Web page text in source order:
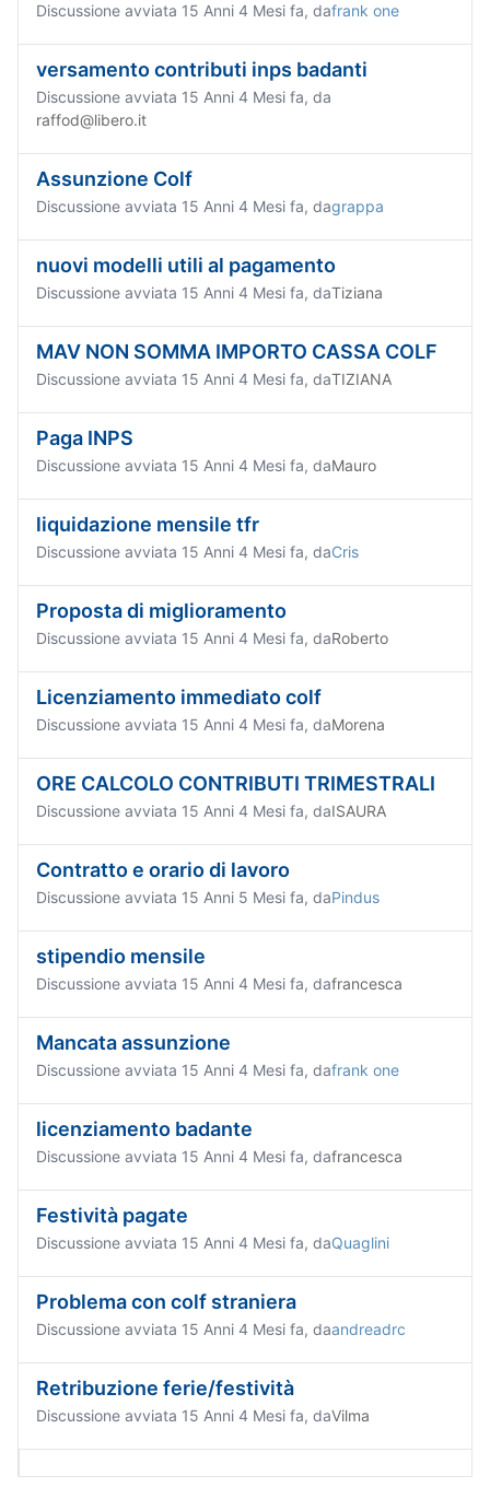
Discussione avviata 15 Anni 4 Mesi fa, dafrank one
versamento contributi inps badanti
Discussione avviata 15 Anni 4 Mesi fa, da
raffod@libero.it
Assunzione Colf
Discussione avviata 15 Anni 4 Mesi fa, dagrappa
nuovi modelli utili al pagamento
Discussione avviata 15 Anni 4 Mesi fa, daTiziana
MAV NON SOMMA IMPORTO CASSA COLF
Discussione avviata 15 Anni 4 Mesi fa, daTIZIANA
Paga INPS
Discussione avviata 15 Anni 4 Mesi fa, daMauro
liquidazione mensile tfr
Discussione avviata 15 Anni 4 Mesi fa, daCris
Proposta di miglioramento
Discussione avviata 15 Anni 4 Mesi fa, daRoberto
Licenziamento immediato colf
Discussione avviata 15 Anni 4 Mesi fa, daMorena
ORE CALCOLO CONTRIBUTI TRIMESTRALI
Discussione avviata 15 Anni 4 Mesi fa, daISAURA
Contratto e orario di lavoro
Discussione avviata 15 Anni 5 Mesi fa, daPindus
stipendio mensile
Discussione avviata 15 Anni 4 Mesi fa, dafrancesca
Mancata assunzione
Discussione avviata 15 Anni 4 Mesi fa, dafrank one
licenziamento badante
Discussione avviata 15 Anni 4 Mesi fa, dafrancesca
Festività pagate
Discussione avviata 15 Anni 4 Mesi fa, daQuaglini
Problema con colf straniera
Discussione avviata 15 Anni 4 Mesi fa, daandreadrc
Retribuzione ferie/festività
Discussione avviata 15 Anni 4 Mesi fa, daVilma